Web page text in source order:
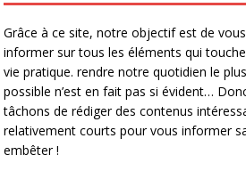
Grâce à ce site, notre objectif est de vous
informer sur tous les éléments qui
vie pratique. rendre notre quotidien le
possible n’est en fait pas si évident…
tâchons de rédiger des contenus
relativement courts pour vous informer
embêter !